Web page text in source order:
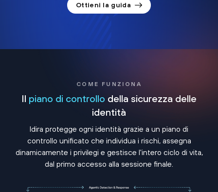
Ottieni la guida
COME FUNZIONA
Il piano di controllo della sicurezza delle
identità
Idira protegge ogni identità grazie a un piano di
controllo unificato che individua i rischi, assegna
dinamicamente i privilegi e gestisce l'intero ciclo di vita,
dal primo accesso alla sessione finale.